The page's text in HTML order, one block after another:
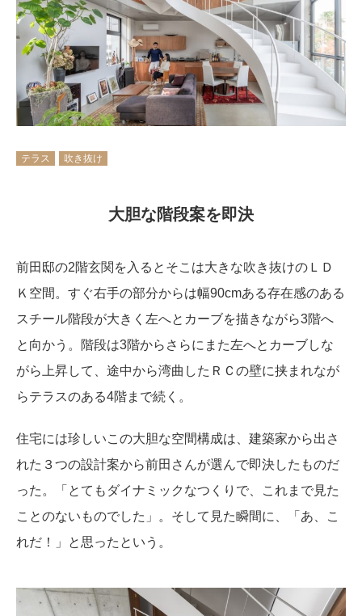
テラス 吹き抜け
大胆な階段案を即決
前田邸の2階玄関を入るとそこは大きな吹き抜けのＬＤ
Ｋ空間。すぐ右手の部分からは幅90cmある存在感のある
スチール階段が大きく左へとカーブを描きながら3階へ
と向かう。階段は3階からさらにまた左へとカーブしな
がら上昇して、途中から湾曲したＲＣの壁に挟まれなが
らテラスのある4階まで続く。
住宅には珍しいこの大胆な空間構成は、建築家から出さ
れた３つの設計案から前田さんが選んで即決したものだ
った。「とてもダイナミックなつくりで、これまで見た
ことのないものでした」。そして見た瞬間に、「あ、こ
れだ！」と思ったという。